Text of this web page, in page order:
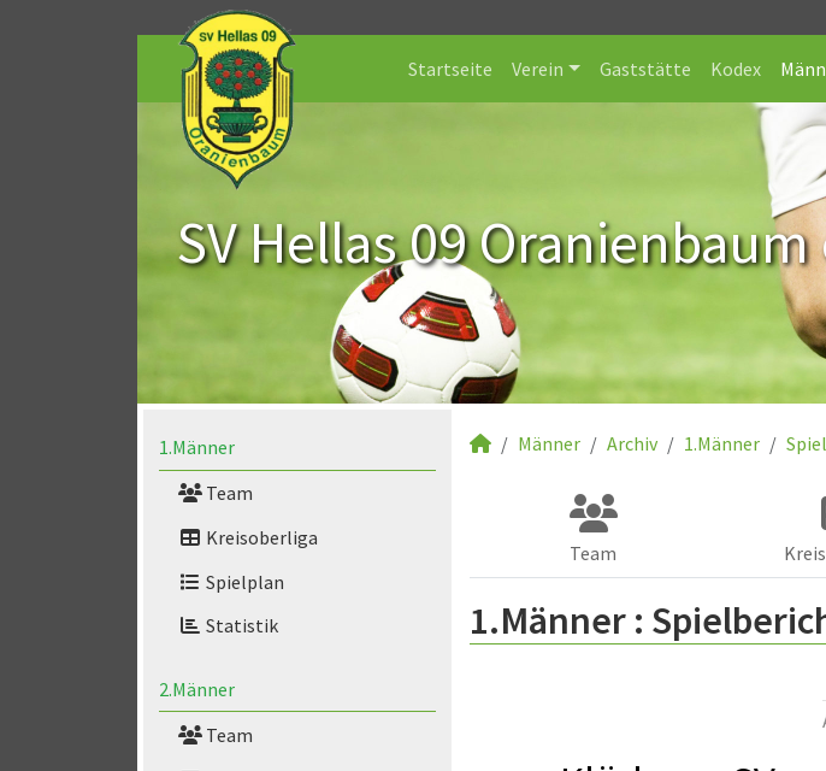
Startseite Verein Gaststätte Kodex
SV Hellas 09 Oranienbaum
1.Männer
Team
Kreisoberliga
Spielplan
Statistik
2.Männer
Team
Männer Archiv 1.Männer
Team
1.Männer :